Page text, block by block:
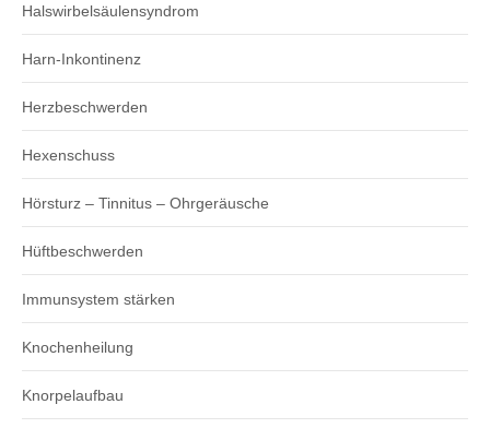
Halswirbelsäulensyndrom
Harn-Inkontinenz
Herzbeschwerden
Hexenschuss
Hörsturz – Tinnitus – Ohrgeräusche
Hüftbeschwerden
Immunsystem stärken
Knochenheilung
Knorpelaufbau